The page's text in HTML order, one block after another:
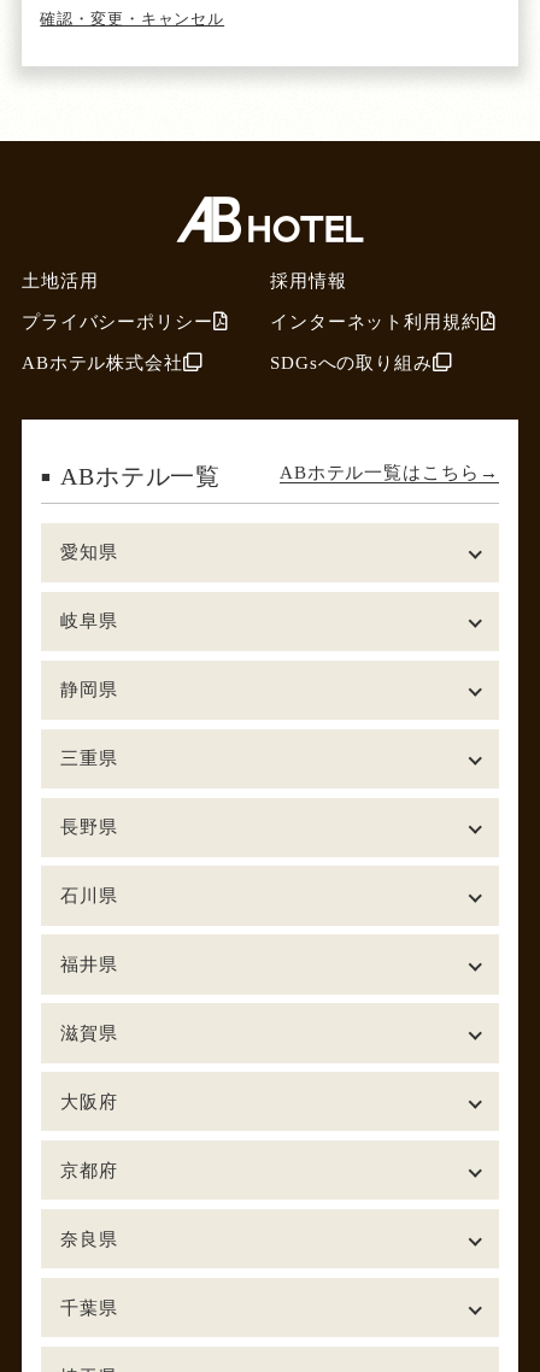
確認・変更・キャンセル
土地活用
採用情報
プライバシーポリシー
インターネット利用規約
ABホテル株式会社
SDGsへの取り組み
ABホテル一覧 ABホテル一覧はこちら
愛知県
岐阜県
静岡県
三重県
長野県
石川県
福井県
滋賀県
大阪府
京都府
奈良県
千葉県